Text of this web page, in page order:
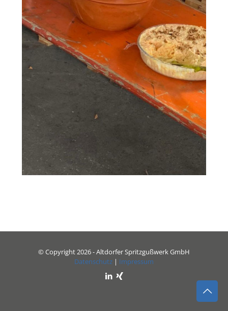
© Copyright 2026 - Altdorfer Spritzgußwerk GmbH
Datenschutz | Impressum